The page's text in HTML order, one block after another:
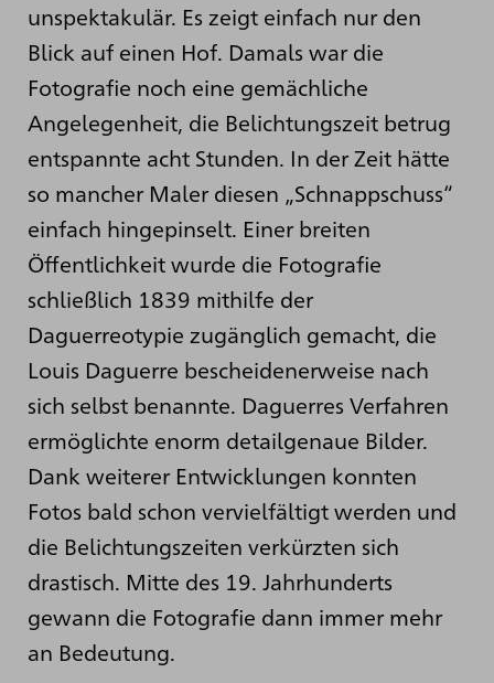
unspektakulär. Es zeigt einfach nur den
Blick auf einen Hof. Damals war die
Fotografie noch eine gemächliche
Angelegenheit, die Belichtungszeit betrug
entspannte acht Stunden. In der Zeit hätte
so mancher Maler diesen „Schnappschuss“
einfach hingepinselt. Einer breiten
Öffentlichkeit wurde die Fotografie
schließlich 1839 mithilfe der
Daguerreotypie zugänglich gemacht, die
Louis Daguerre bescheidenerweise nach
sich selbst benannte. Daguerres Verfahren
ermöglichte enorm detailgenaue Bilder.
Dank weiterer Entwicklungen konnten
Fotos bald schon vervielfältigt werden und
die Belichtungszeiten verkürzten sich
drastisch. Mitte des 19. Jahrhunderts
gewann die Fotografie dann immer mehr
an Bedeutung.